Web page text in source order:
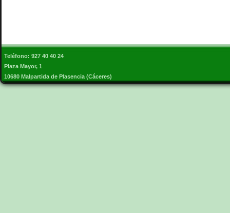
Teléfono: 927 40 40 24
Plaza Mayor, 1
10680 Malpartida de Plasencia (Cáceres)